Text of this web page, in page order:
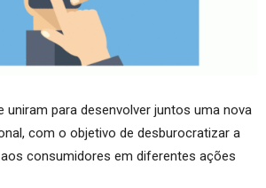
uniram para desenvolver juntos uma nova
com o objetivo de desburocratizar a
consumidores em diferentes ações